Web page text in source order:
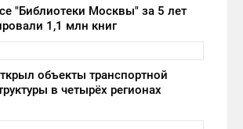
"Библиотеки Москвы" за 5 лет
1,1 млн книг
объекты транспортной
в четырёх регионах